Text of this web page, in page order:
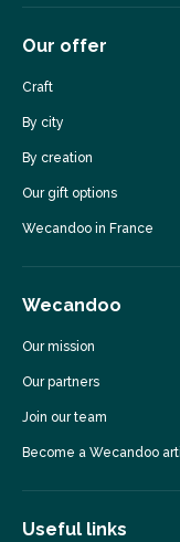
Our offer
Craft
By city
By creation
Our gift options
Wecandoo in France
Wecandoo
Our mission
Our partners
Join our team
Become a Wecandoo
Useful links